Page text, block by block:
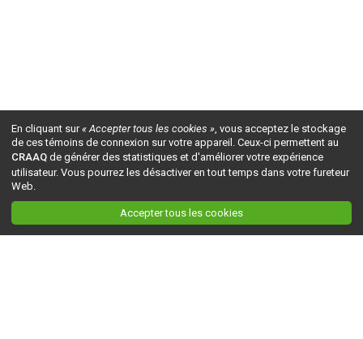
En cliquant sur« Accepter tous les cookies », vous acceptez le stockage
de ces témoins de connexion sur votre appareil. Ceux-ci permettent au
CRAAQ de générer des statistiques et d'améliorer votre expérience
utilisateur. Vous pourrez les désactiver en tout temps dans votre fureteur
Web.
Accepter tous les cookies